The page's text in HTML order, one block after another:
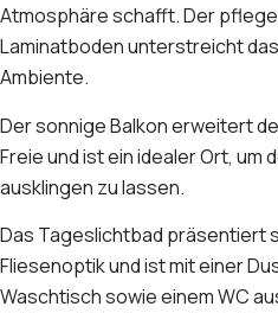
Atmosphäre schafft. Der
Laminatboden unterstreicht
Ambiente.
Der sonnige Balkon erweitert
Freie und ist ein idealer Ort, um
ausklingen zu lassen.
Das Tageslichtbad präsentiert
Fliesenoptik und ist mit einer
Waschtisch sowie einem WC